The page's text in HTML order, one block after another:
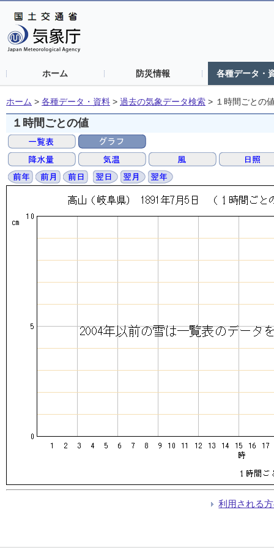
ホーム 防災情報 各種データ・
ホーム > 各種データ・資料 > 過去の気象データ検索 > １時間ごとの
１時間ごとの値
利用される